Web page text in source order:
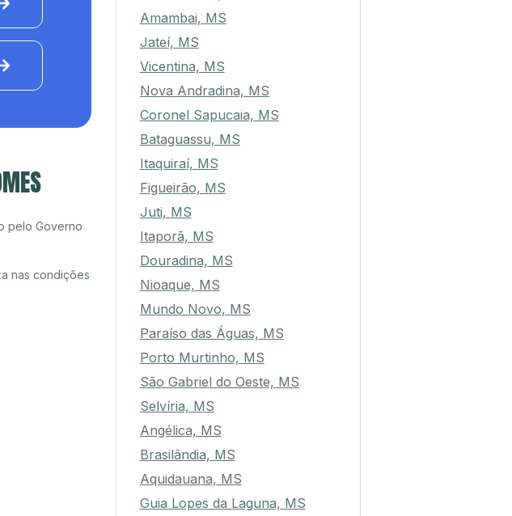
pelo Governo
nas condições
Amambai, MS
Jateí, MS
Vicentina, MS
Nova Andradina, MS
Coronel Sapucaia, MS
Bataguassu, MS
Itaquiraí, MS
Figueirão, MS
Juti, MS
Itaporã, MS
Douradina, MS
Nioaque, MS
Mundo Novo, MS
Paraíso das Águas, MS
Porto Murtinho, MS
São Gabriel do Oeste, MS
Selvíria, MS
Angélica, MS
Brasilândia, MS
Aquidauana, MS
Guia Lopes da Laguna, MS